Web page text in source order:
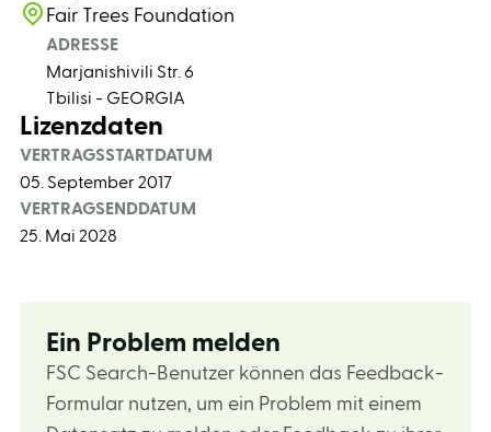
Fair Trees Foundation
ADRESSE
Marjanishivili Str. 6
Tbilisi - GEORGIA
Lizenzdaten
VERTRAGSSTARTDATUM
05. September 2017
VERTRAGSENDDATUM
25. Mai 2028
Ein Problem melden
FSC Search-Benutzer können das Feedback-
Formular nutzen, um ein Problem mit einem